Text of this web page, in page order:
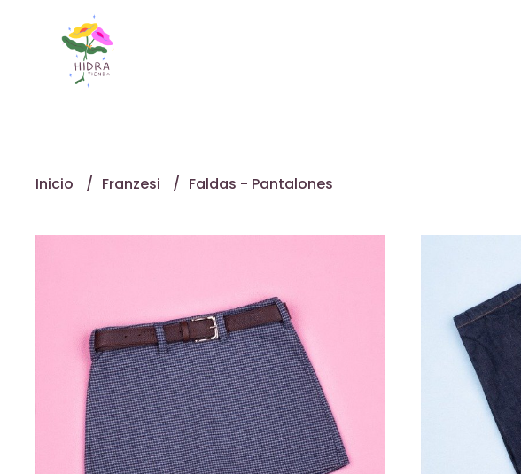
Inicio Franzesi Faldas - Pantalones